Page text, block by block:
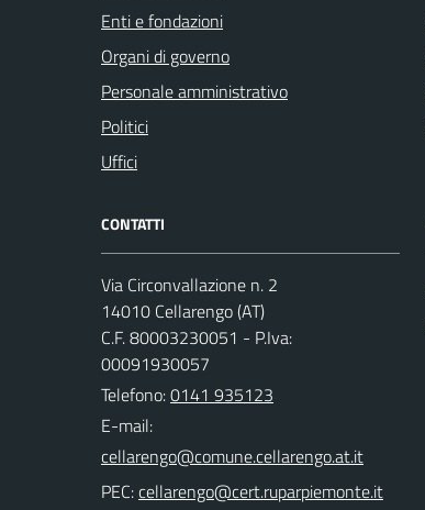
Enti e fondazioni
Organi di governo
Personale amministrativo
Politici
Uffici
CONTATTI
Via Circonvallazione n. 2
14010 Cellarengo (AT)
C.F. 80003230051 - P.Iva:
00091930057
Telefono:0141 935123
E-mail:
PEC: